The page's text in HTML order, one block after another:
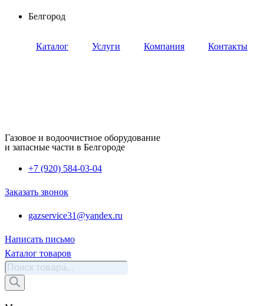
Перейти
содержимому
Белгород
Каталог Услуги Компания Контакты
Газовое и водоочистное оборудование
и запасные части в Белгороде
+7 (920) 584-03-04
Заказать звонок
gazservice31@yandex.ru
Написать письмо
Каталог товаров
Поиск
товаров